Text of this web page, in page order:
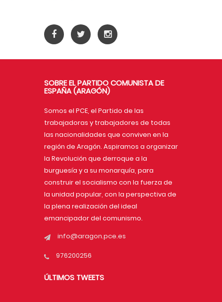
SOBRE EL PARTIDO COMUNISTA DE
ESPAÑA (ARAGÓN)
Somos el PCE, el Partido de las
trabajadoras y trabajadores de todas
las nacionalidades que conviven en la
región de Aragón. Aspiramos a organizar
la Revolución que derroque a la
burguesía y a su monarquía, para
construir el socialismo con la fuerza de
la unidad popular, con la perspectiva de
la plena realización del ideal
emancipador del comunismo.
info@aragon.pce.es
976200256
ÚLTIMOS TWEETS